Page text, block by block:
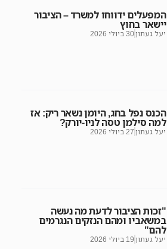
המפעלים ידווחו למשרד – הציבור
יישאר בחוץ
יעל געתון30 ביולי 2026
הכנס נפל בחג, היומן נשאר ריק: אז
למה סילמן טסה לניו-יורק?
יעל געתון 27 ביולי 2026
"זכות הציבור לדעת מה נעשה
במשאביו ומהם הנזקים הנגרמים
להם"
יעל געתון 19 ביולי 2026